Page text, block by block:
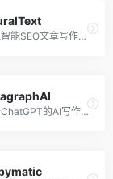
人工智能SEO文章写作助手
基于ChatGPT的AI写作应用